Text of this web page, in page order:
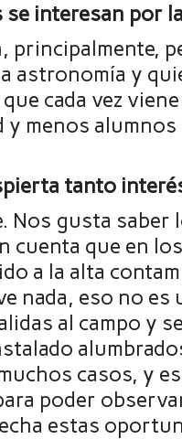
interesan por
principalmente,
astronomía y
cada vez
y menos
tanto
Nos gusta saber
cuenta que en
a la alta
nada, eso no es
al campo y
casos, y
poder
estas